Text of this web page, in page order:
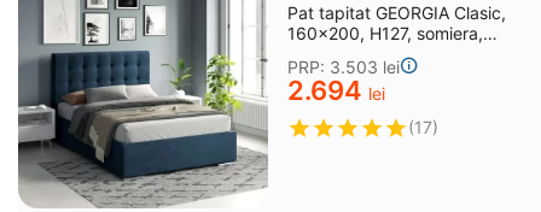
Pat tapitat GEORGIA Clasic,
160x200, H127, somiera,
catifea Albastru
PRP: 3.503 lei
2.694 lei
(17)